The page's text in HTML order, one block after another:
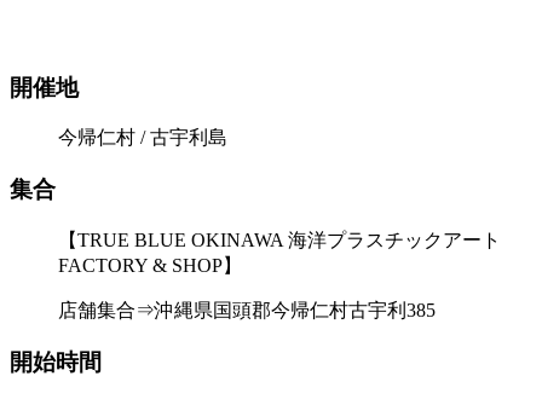
開催地
今帰仁村 / 古宇利島
集合
【TRUE BLUE OKINAWA 海洋プラスチックアート
FACTORY & SHOP】
店舗集合⇒沖縄県国頭郡今帰仁村古宇利385
開始時間